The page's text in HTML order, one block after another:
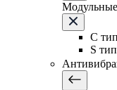
C тип
S тип